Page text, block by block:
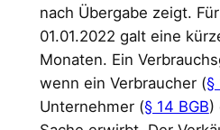
nach Übergabe zeigt.
01.01.2022 galt eine
Monaten. Ein
wenn ein Verbraucher (§
Unternehmer (§ 14 BGB)